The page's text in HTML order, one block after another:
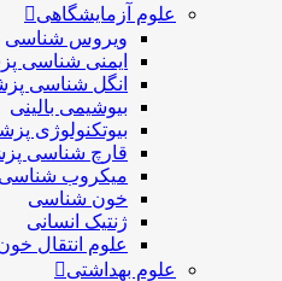
علوم آزمایشگاهی
ویروس شناسی
ایمنی شناسی
انگل شناسی
بیوشیمی بالینی
بیوتکنولوژی
قارچ شناسی
ميكروب شناسی
خون شناسی
ژنتیک انسانی
علوم انتقال
علوم بهداشتی